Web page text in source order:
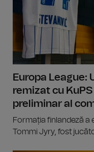
Europa League:
remizat cu KuPS
preliminar al
Formația finlandeză a
Tommi Jyry, fost